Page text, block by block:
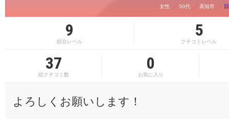
女性 50代 高知市
9
総合レベル
5
クチコミレベル
37
総クチコミ数
0
お気に入り
よろしくお願いします！